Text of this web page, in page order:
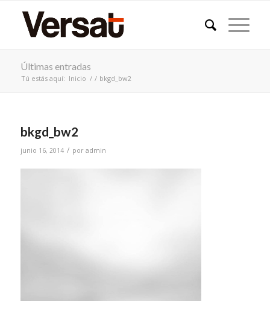
Últimas entradas
Tú estás aquí: Inicio / / bkgd_bw2
bkgd_bw2
junio 16, 2014 / por admin